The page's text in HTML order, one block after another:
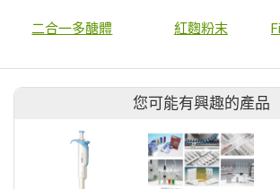
二合一多醣體 紅麴粉末
您可能有興趣的產品